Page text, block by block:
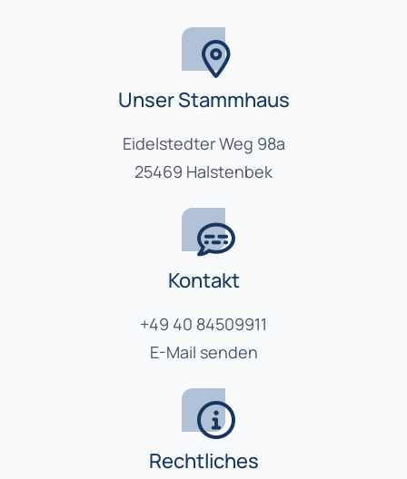
Unser Stammhaus
Eidelstedter Weg 98a
25469 Halstenbek
Kontakt
+49 40 84509911
E-Mail senden
Rechtliches